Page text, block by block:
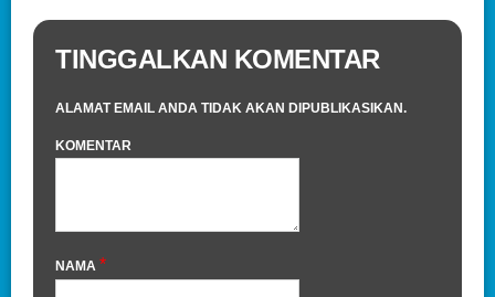
TINGGALKAN KOMENTAR
ALAMAT EMAIL ANDA TIDAK AKAN DIPUBLIKASIKAN.
KOMENTAR
NAMA *